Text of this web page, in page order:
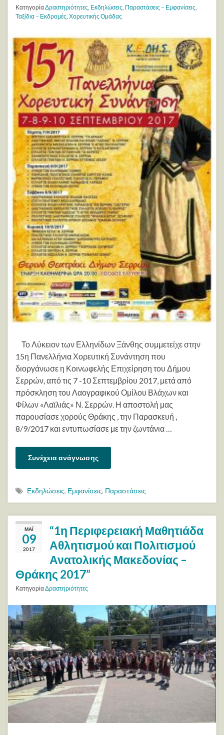
ΚατηγορίαΔραστηριότητες Εκδηλώσεις Παραστάσεις – Εμφανίσεις
Ταξίδια – Εκδρομές Χορευτικής Ομάδας
Το Λύκειον των Ελληνίδων Ξάνθης συμμετείχε στην
15η Πανελλήνια Χορευτική Συνάντηση που
διοργάνωσε η Κοινωφελής Επιχείρηση του Δήμου
Σερρών, από τις 7 -10 Σεπτεμβρίου 2017, μετά από
πρόσκληση του Λαογραφικού Ομίλου Βλάχων και
Φίλων «Λαϊλιάς» Ν. Σερρών. Η αποστολή μας
παρουσίασε χορούς Θράκης , την Παρασκευή ,
8/9/2017 και εντυπωσίασε με την ζωντάνια …
Συνέχεια ανάγνωσης
Εκδηλώσεις, Εμφανίσεις, Παραστάσεις
ΜΆΙ
09
2017
“1η Περιφερειακή Μαθητιάδα
Αθλητισμού και Πολιτισμού
Ανατολικής Μακεδονίας –
Θράκης 2017”
ΚατηγορίαΔραστηριότητες